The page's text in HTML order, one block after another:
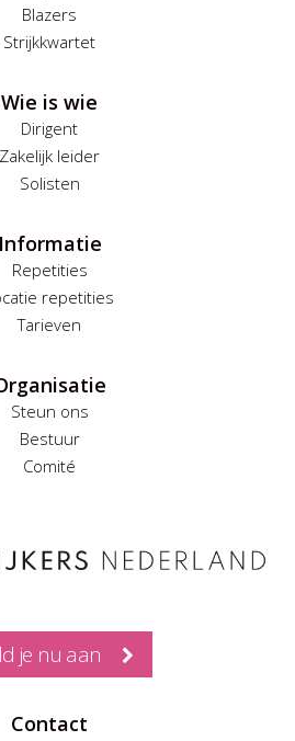
Blazers
Strijkkwartet
Wie is wie
Dirigent
Zakelijk leider
Solisten
Informatie
Repetities
repetities
Tarieven
Steun ons
Bestuur
Comité
je nu aan
Contact